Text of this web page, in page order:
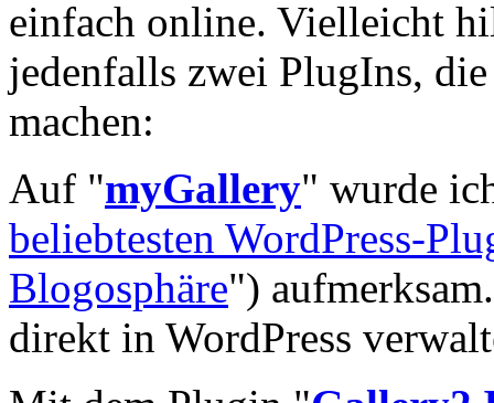
einfach online. Vielleicht
jedenfalls zwei PlugIns,
machen:
Auf "myGallery" wurde
beliebtesten WordPress-
Blogosphäre")
direkt in WordPress